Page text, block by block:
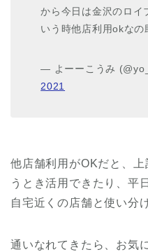
から今日は金沢のロイ
いう時他店利用okなの
— よーーこうみ
2021
他店舗利用がOKだと、
うとき活用できたり、平
自宅近くの店舗と使い分
通いなれてきたら、お気